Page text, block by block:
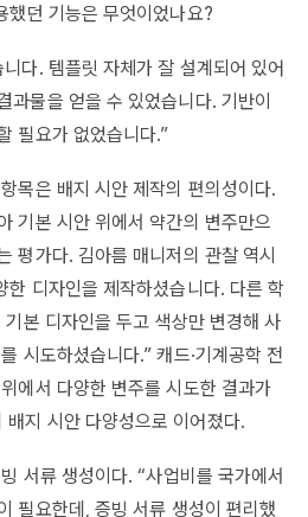
했던 기능은 무엇이었나요?
다. 템플릿 자체가 잘 설계되어 있어
과물을 얻을 수 있었습니다. 기반이
필요가 없었습니다.”
목은 배지 시안 제작의 편의성이다.
기본 시안 위에서 약간의 변주만으
평가다. 김아름 매니저의 관찰 역시
한 디자인을 제작하셨습니다. 다른 학
본 디자인을 두고 색상만 변경해 사
시도하셨습니다.” 캐드·기계공학 전
에서 다양한 변주를 시도한 결과가
지 시안 다양성으로 이어졌다.
서류 생성이다. “사업비를 국가에서
필요한데, 증빙 서류 생성이 편리했